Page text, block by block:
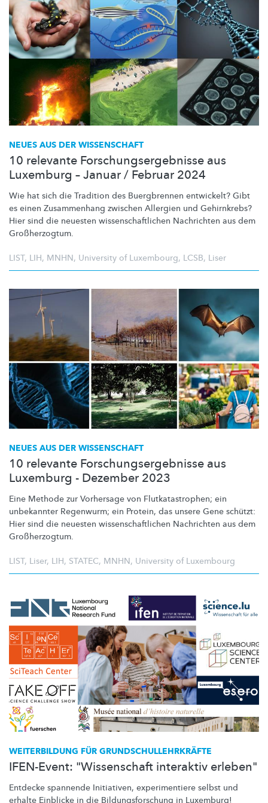
NEUES AUS DER WISSENSCHAFT
10 relevante Forschungsergebnisse aus
Luxemburg – Januar / Februar 2024
Wie hat sich die Tradition des Buergbrennen entwickelt? Gibt
es einen Zusammenhang zwischen Allergien und Gehirnkrebs?
Hier sind die neuesten wissenschaftlichen Nachrichten aus dem
Großherzogtum.
LIST, LIH, MNHN, University of Luxembourg, LCSB, Liser
NEUES AUS DER WISSENSCHAFT
10 relevante Forschungsergebnisse aus
Luxemburg - Dezember 2023
Eine Methode zur Vorhersage von Flutkatastrophen; ein
unbekannter Regenwurm; ein Protein, das unsere Gene schützt:
Hier sind die neuesten wissenschaftlichen Nachrichten aus dem
Großherzogtum.
LIST, Liser, LIH, STATEC, MNHN, University of Luxembourg
WEITERBILDUNG FÜR GRUNDSCHULLEHRKRÄFTE
IFEN-Event: "Wissenschaft interaktiv erleben"
Entdecke spannende Initiativen, experimentiere selbst und
erhalte Einblicke in die Bildungsforschung in Luxemburg!